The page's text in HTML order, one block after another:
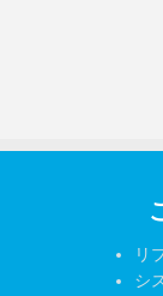
リ
シ